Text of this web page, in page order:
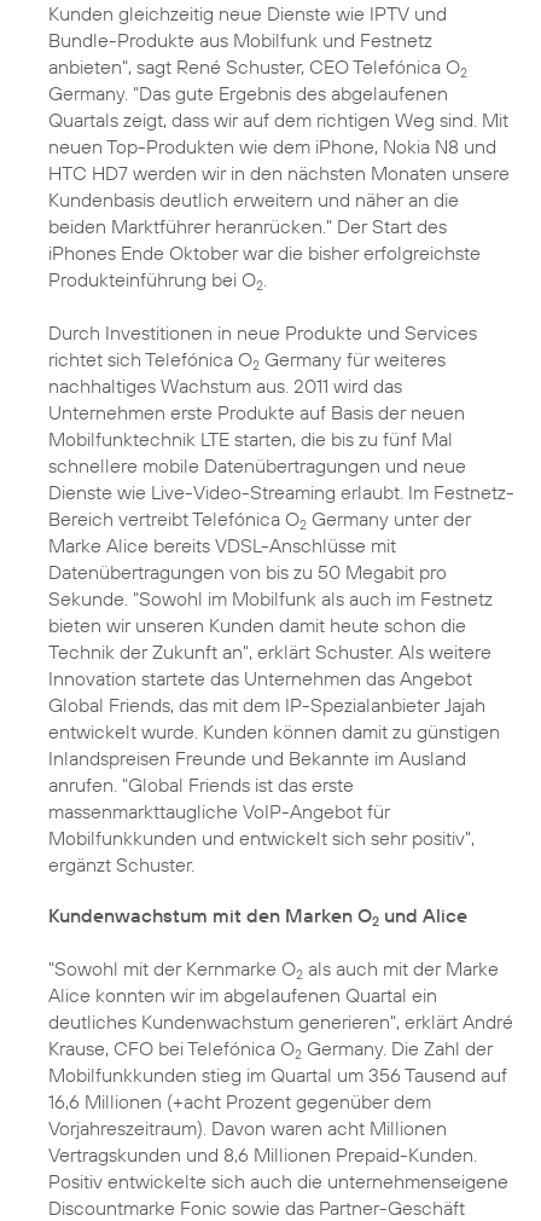
Kunden gleichzeitig neue Dienste wie IPTV und
Bundle-Produkte aus Mobilfunk und Festnetz
anbieten", sagt René Schuster, CEO Telefónica O2
Germany. "Das gute Ergebnis des abgelaufenen
Quartals zeigt, dass wir auf dem richtigen Weg sind. Mit
neuen Top-Produkten wie dem iPhone, Nokia N8 und
HTC HD7 werden wir in den nächsten Monaten unsere
Kundenbasis deutlich erweitern und näher an die
beiden Marktführer heranrücken." Der Start des
iPhones Ende Oktober war die bisher erfolgreichste
Produkteinführung bei O2.
Durch Investitionen in neue Produkte und Services
richtet sich Telefónica O2 Germany für weiteres
nachhaltiges Wachstum aus. 2011 wird das
Unternehmen erste Produkte auf Basis der neuen
Mobilfunktechnik LTE starten, die bis zu fünf Mal
schnellere mobile Datenübertragungen und neue
Dienste wie Live-Video-Streaming erlaubt. Im Festnetz-
Bereich vertreibt Telefónica O2 Germany unter der
Marke Alice bereits VDSL-Anschlüsse mit
Datenübertragungen von bis zu 50 Megabit pro
Sekunde. "Sowohl im Mobilfunk als auch im Festnetz
bieten wir unseren Kunden damit heute schon die
Technik der Zukunft an", erklärt Schuster. Als weitere
Innovation startete das Unternehmen das Angebot
Global Friends, das mit dem IP-Spezialanbieter Jajah
entwickelt wurde. Kunden können damit zu günstigen
Inlandspreisen Freunde und Bekannte im Ausland
anrufen. "Global Friends ist das erste
massenmarkttaugliche VoIP-Angebot für
Mobilfunkkunden und entwickelt sich sehr positiv",
ergänzt Schuster.
Kundenwachstum mit den Marken O2 und Alice
"Sowohl mit der Kernmarke O2 als auch mit der Marke
Alice konnten wir im abgelaufenen Quartal ein
deutliches Kundenwachstum generieren", erklärt André
Krause, CFO bei Telefónica O2 Germany. Die Zahl der
Mobilfunkkunden stieg im Quartal um 356 Tausend auf
16,6 Millionen (+acht Prozent gegenüber dem
Vorjahreszeitraum). Davon waren acht Millionen
Vertragskunden und 8,6 Millionen Prepaid-Kunden.
Positiv entwickelte sich auch die unternehmenseigene
Discountmarke Fonic sowie das Partner-Geschäft